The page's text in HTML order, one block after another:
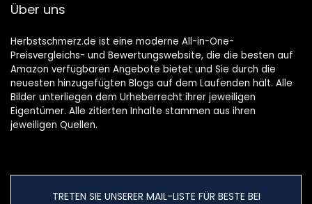
Über uns
Herbstschmerz.de ist eine moderne All-in-One-
Preisvergleichs- und Bewertungswebsite, die die besten auf
Amazon verfügbaren Angebote bietet und Sie durch die
neuesten hinzugefügten Blogs auf dem Laufenden hält. Alle
Bilder unterliegen dem Urheberrecht ihrer jeweiligen
Eigentümer. Alle zitierten Inhalte stammen aus ihren
jeweiligen Quellen.
TRETEN SIE UNSERER MAIL-LISTE FÜR BESTE BEI